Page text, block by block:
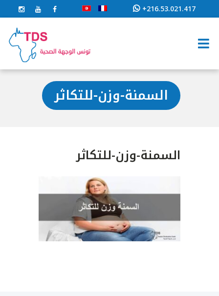
+216.53.021.417
السمنة-وزن-للتكاثر
السمنة-وزن-للتكاثر